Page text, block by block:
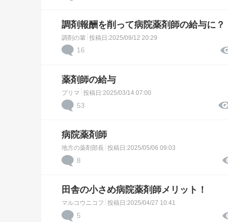
調剤報酬を削って病院薬剤師の給与に？
調剤の輩 投稿日:2025/09/12 20:29
16
薬剤師の給与
プリマ 投稿日:2025/03/14 07:00
53
病院薬剤師
地方の薬剤部長 投稿日:2025/05/06 09:03
8
田舎の小さめ病院薬剤師メリット！
マルコウニコフ 投稿日:2025/04/27 10:41
5